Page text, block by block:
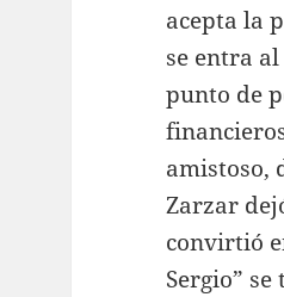
acepta la
se entra
punto de
amistoso,
Zarzar
convirtió
Sergio”